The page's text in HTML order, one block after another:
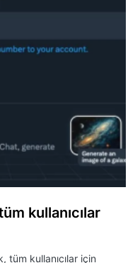
kullanıcılar
kullanıcılar için